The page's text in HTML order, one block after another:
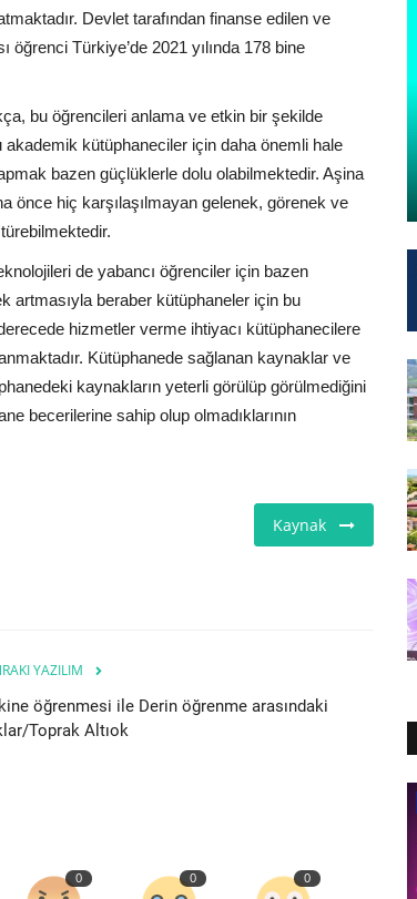
Devlet tarafından finanse edilen ve
Türkiye’de 2021 yılında 178 bine
bu öğrencileri anlama ve etkin bir şekilde
kütüphaneciler için daha önemli hale
bazen güçlüklerle dolu olabilmektedir. Aşina
önce hiç karşılaşılmayan gelenek, görenek ve
de yabancı öğrenciler için bazen
artmasıyla beraber kütüphaneler için bu
hizmetler verme ihtiyacı kütüphanecilere
Kütüphanede sağlanan kaynaklar ve
kaynakların yeterli görülüp görülmediğini
becerilerine sahip olup olmadıklarının
Kaynak
YAZILIM
öğrenmesi ile Derin öğrenme arasındaki
Toprak Altıok
0 0 0